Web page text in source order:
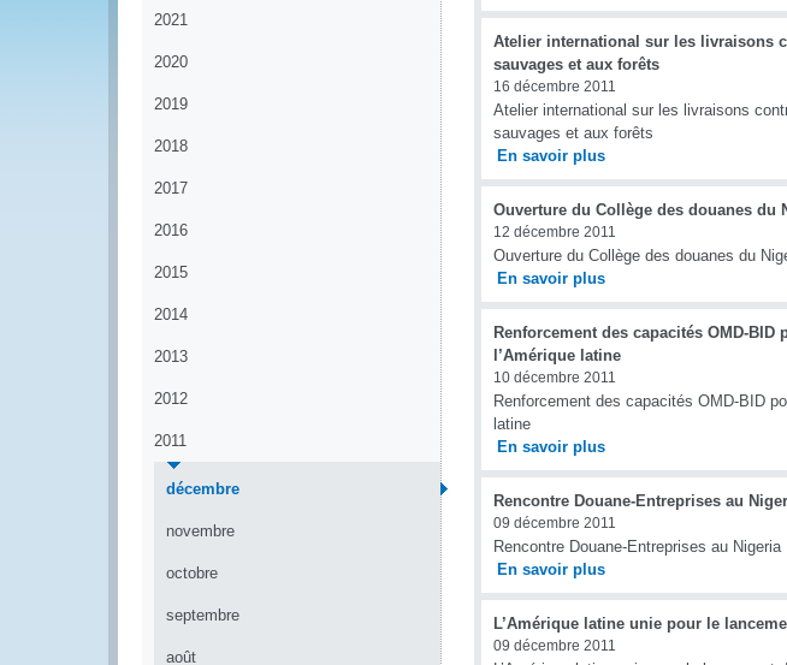
2021
2020
2019
2018
2017
2016
2015
2014
2013
2012
2011
décembre
novembre
octobre
septembre
août
Atelier international sur les livraisons
sauvages et aux forêts
16 décembre 2011
Atelier international sur les livraisons
sauvages et aux forêts
En savoir plus
Ouverture du Collège des douanes du
12 décembre 2011
Ouverture du Collège des douanes du
En savoir plus
Renforcement des capacités OMD-
l’Amérique latine
10 décembre 2011
Renforcement des capacités OMD-BID
latine
En savoir plus
Rencontre Douane-Entreprises au
09 décembre 2011
Rencontre Douane-Entreprises au Nigeria
En savoir plus
L’Amérique latine unie pour le
09 décembre 2011